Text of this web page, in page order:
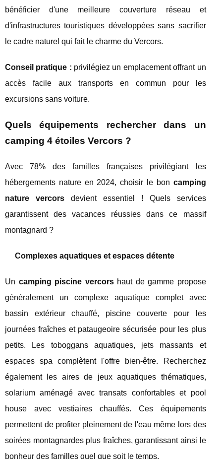
bénéficier d'une meilleure couverture réseau et
d'infrastructures touristiques développées sans sacrifier
le cadre naturel qui fait le charme du Vercors.
Conseil pratique : privilégiez un emplacement offrant un
accès facile aux transports en commun pour les
excursions sans voiture.
Quels équipements rechercher dans un
camping 4 étoiles Vercors ?
Avec 78% des familles françaises privilégiant les
hébergements nature en 2024, choisir le bon camping
nature vercorsdevient essentiel ! Quels services
garantissent des vacances réussies dans ce massif
montagnard ?
Complexes aquatiques et espaces détente
Un camping piscine vercorshaut de gamme propose
généralement un complexe aquatique complet avec
bassin extérieur chauffé, piscine couverte pour les
journées fraîches et pataugeoire sécurisée pour les plus
petits. Les toboggans aquatiques, jets massants et
espaces spa complètent l'offre bien-être. Recherchez
également les aires de jeux aquatiques thématiques,
solarium aménagé avec transats confortables et pool
house avec vestiaires chauffés. Ces équipements
permettent de profiter pleinement de l'eau même lors des
soirées montagnardes plus fraîches, garantissant ainsi le
bonheur des familles quel que soit le temps.